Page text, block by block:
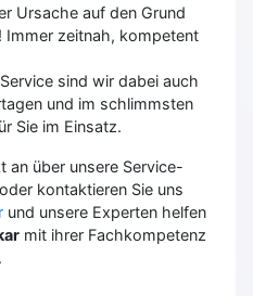
Ursache auf den Grund
Immer zeitnah, kompetent
sind wir dabei auch
und im schlimmsten
Sie im Einsatz.
an über unsere Service-
oder kontaktieren Sie uns
und unsere Experten helfen
mit ihrer Fachkompetenz